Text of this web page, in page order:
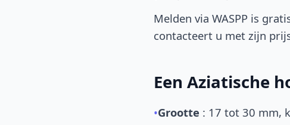
Melden via WASPP is
contacteert u met zijn
Een Aziatische
•Grootte : 17 tot 30 mm,